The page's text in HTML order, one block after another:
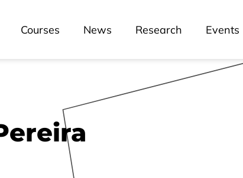
Courses News Research Events